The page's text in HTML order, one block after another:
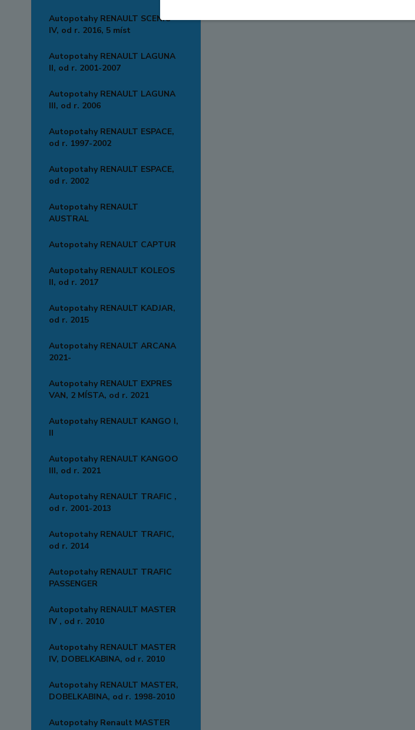
Autopotahy RENAULT SCENIC
IV, od r. 2016, 5 míst
Autopotahy RENAULT LAGUNA
II, od r. 2001-2007
Autopotahy RENAULT LAGUNA
III, od r. 2006
Autopotahy RENAULT ESPACE,
od r. 1997-2002
Autopotahy RENAULT ESPACE,
od r. 2002
Autopotahy RENAULT
AUSTRAL
Autopotahy RENAULT CAPTUR
Autopotahy RENAULT KOLEOS
II, od r. 2017
Autopotahy RENAULT KADJAR,
od r. 2015
Autopotahy RENAULT ARCANA
2021-
Autopotahy RENAULT EXPRES
VAN, 2 MÍSTA, od r. 2021
Autopotahy RENAULT KANGO I,
II
Autopotahy RENAULT KANGOO
III, od r. 2021
Autopotahy RENAULT TRAFIC ,
od r. 2001-2013
Autopotahy RENAULT TRAFIC,
od r. 2014
Autopotahy RENAULT TRAFIC
PASSENGER
Autopotahy RENAULT MASTER
IV , od r. 2010
Autopotahy RENAULT MASTER
IV, DOBELKABINA, od r. 2010
Autopotahy RENAULT MASTER,
DOBELKABINA, od r. 1998-2010
Autopotahy Renault MASTER